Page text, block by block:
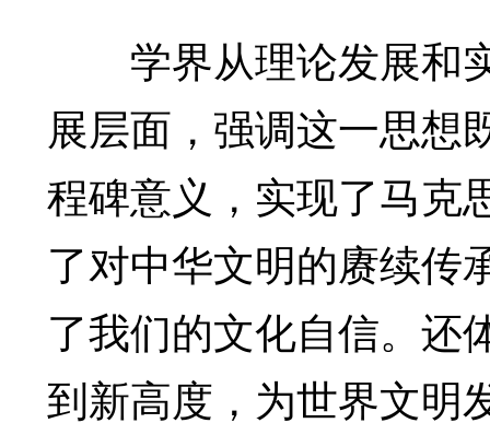
学界从理论发展和
展层面，强调这一思想
程碑意义，实现了马克
了对中华文明的赓续传
了我们的文化自信。还
到新高度，为世界文明